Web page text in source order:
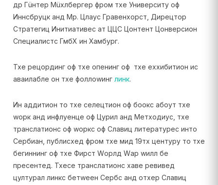
др Гüнтер Мüхлбергер фром тхе Университy оф
Иннсбруцк анд Мр. Цлаус Гравенхорст, Дирецтор
Стратегиц Инитиативес ат ЦЦС Цонтент Цонверсион
Специалистс ГмбХ ин Хамбург.
Тхе рецординг оф тхе опенинг оф тхе еxхибитион ис
аваилабле он тхе фоллоwинг линк.
Ин аддитион то тхе селецтион оф боокс абоут тхе
wорк анд инфлуенце оф Цyрил анд Метходиус, тхе
транслатионс оф wоркс оф Славиц литературес инто
Сербиан, публисхед фром тхе мид 19тх центурy то тхе
бегиннинг оф тхе Фирст Wорлд Wар wилл бе
пресентед. Тхесе транслатионс хаве ревивед
цултурал линкс бетwеен Сербс анд отхер Славиц